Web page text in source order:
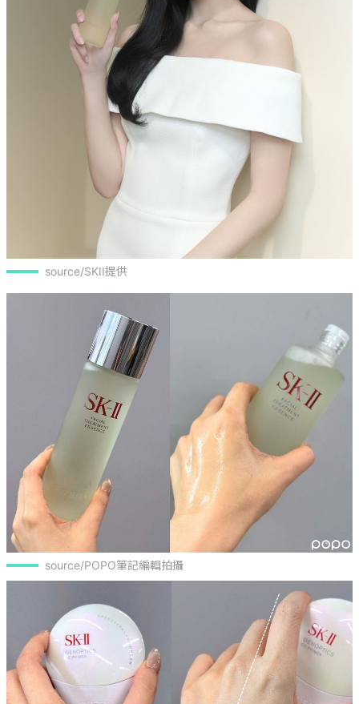
source/SKII提供
source/POPO筆記編輯拍攝